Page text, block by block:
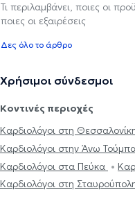
Τι περιλαμβάνει, ποιες οι
ποιες οι εξαιρέσεις
Δες όλο το άρθρο
Χρήσιμοι σύνδεσμοι
Κοντινές περιοχές
Καρδιολόγοι στη
Καρδιολόγοι στην Άνω
Καρδιολόγοι στα Πεύκα
Καρδιολόγοι στη